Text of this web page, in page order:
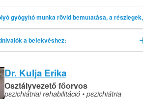
gyógyító munka rövid bemutatása, a részlegek,
a befekvéshez:
Dr. Kulja Erika
Osztályvezető főorvos
pszichiátriai rehabilitáció • pszichiátria